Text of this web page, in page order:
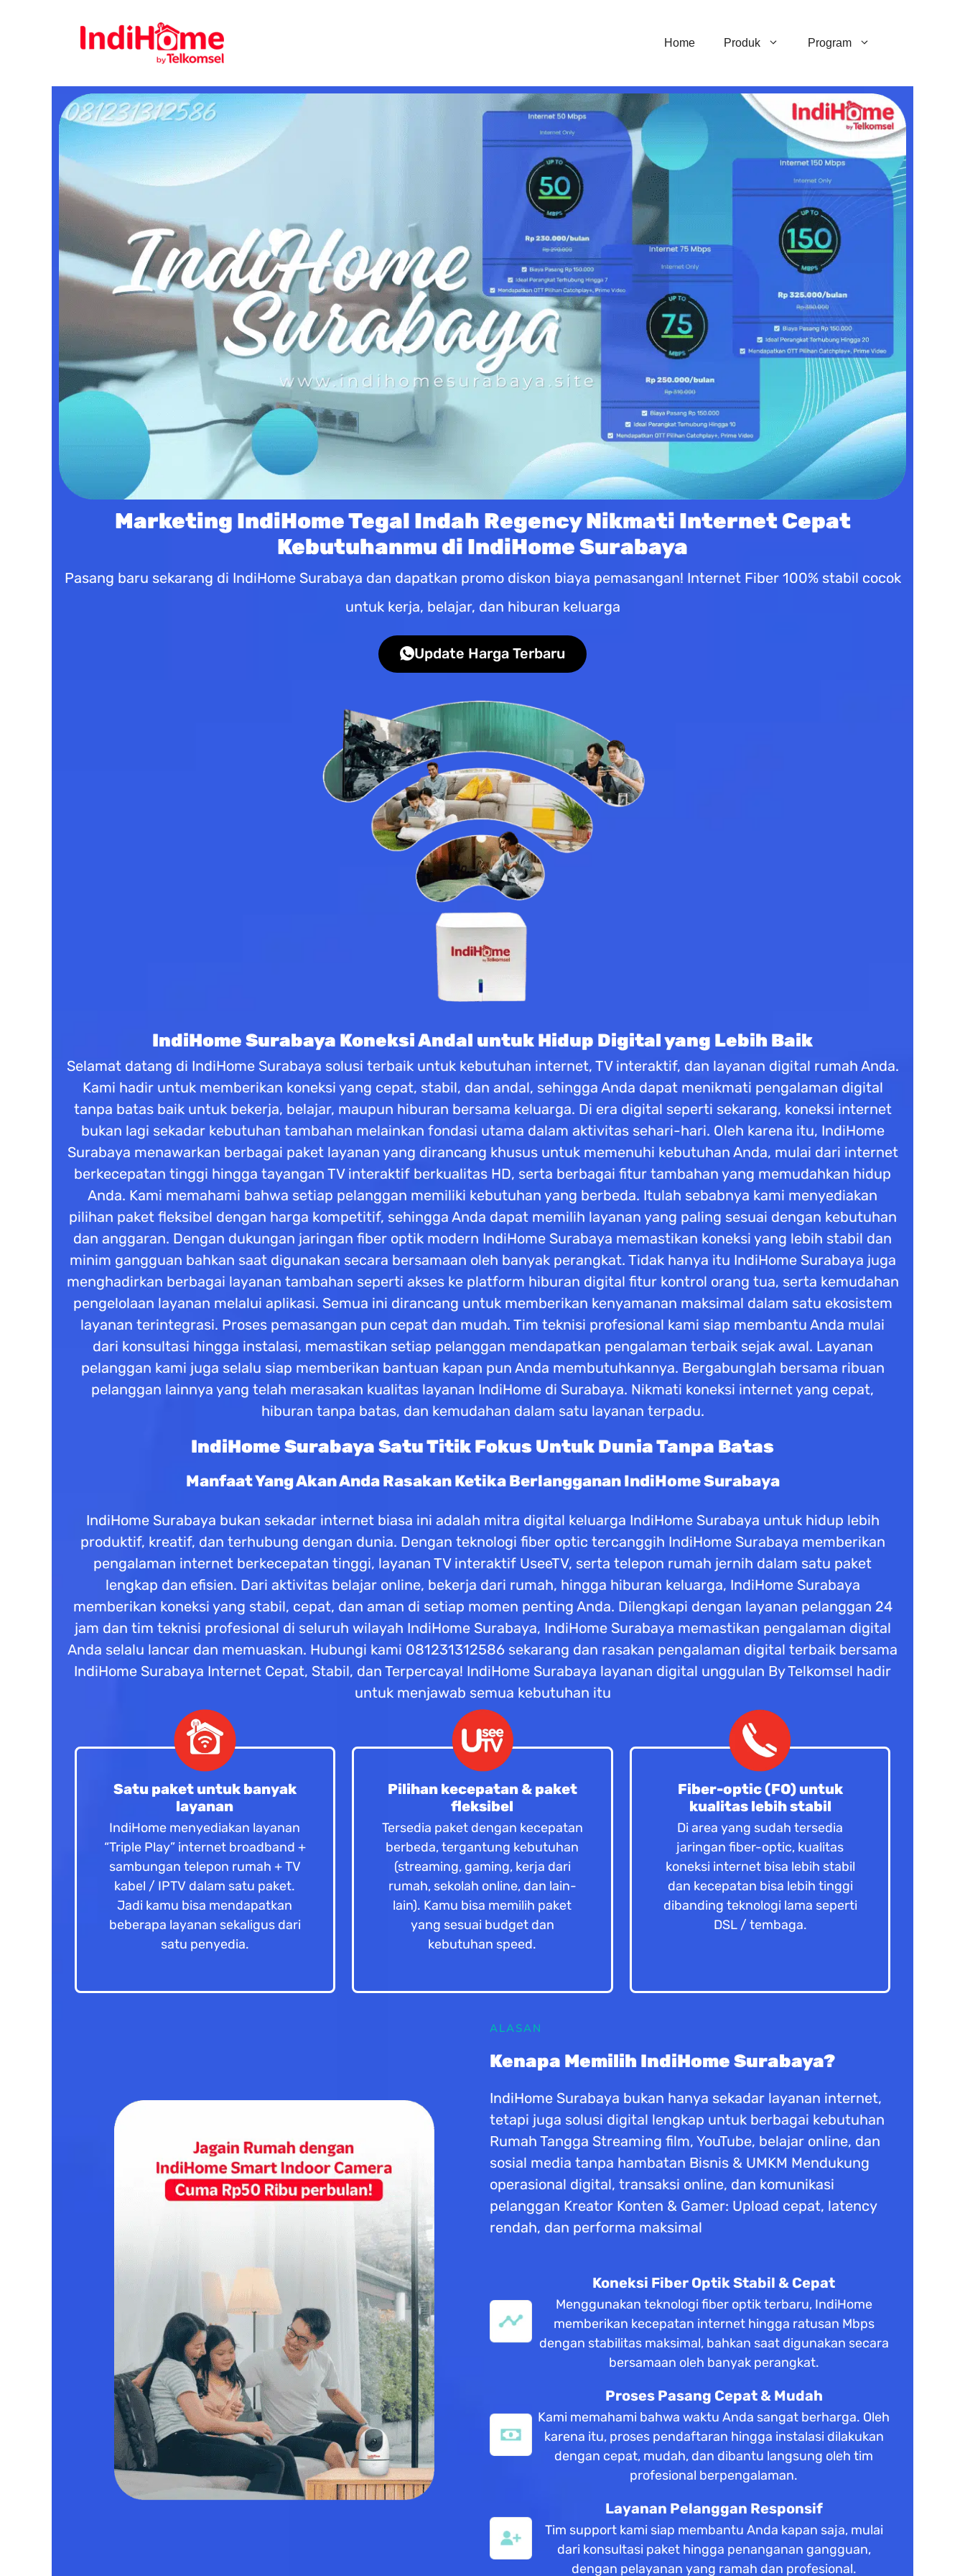
Home Produk Program
Marketing IndiHome Tegal Indah Regency Nikmati Internet Cepat
Kebutuhanmu di IndiHome Surabaya
Pasang baru sekarang di IndiHome Surabaya dan dapatkan promo diskon biaya pemasangan! Internet Fiber 100% stabil cocok
untuk kerja, belajar, dan hiburan keluarga
Update Harga Terbaru
IndiHome Surabaya Koneksi Andal untuk Hidup Digital yang Lebih Baik
Selamat datang di IndiHome Surabaya solusi terbaik untuk kebutuhan internet, TV interaktif, dan layanan digital rumah Anda.
Kami hadir untuk memberikan koneksi yang cepat, stabil, dan andal, sehingga Anda dapat menikmati pengalaman digital
tanpa batas baik untuk bekerja, belajar, maupun hiburan bersama keluarga. Di era digital seperti sekarang, koneksi internet
bukan lagi sekadar kebutuhan tambahan melainkan fondasi utama dalam aktivitas sehari-hari. Oleh karena itu, IndiHome
Surabaya menawarkan berbagai paket layanan yang dirancang khusus untuk memenuhi kebutuhan Anda, mulai dari internet
berkecepatan tinggi hingga tayangan TV interaktif berkualitas HD, serta berbagai fitur tambahan yang memudahkan hidup
Anda. Kami memahami bahwa setiap pelanggan memiliki kebutuhan yang berbeda. Itulah sebabnya kami menyediakan
pilihan paket fleksibel dengan harga kompetitif, sehingga Anda dapat memilih layanan yang paling sesuai dengan kebutuhan
dan anggaran. Dengan dukungan jaringan fiber optik modern IndiHome Surabaya memastikan koneksi yang lebih stabil dan
minim gangguan bahkan saat digunakan secara bersamaan oleh banyak perangkat. Tidak hanya itu IndiHome Surabaya juga
menghadirkan berbagai layanan tambahan seperti akses ke platform hiburan digital fitur kontrol orang tua, serta kemudahan
pengelolaan layanan melalui aplikasi. Semua ini dirancang untuk memberikan kenyamanan maksimal dalam satu ekosistem
layanan terintegrasi. Proses pemasangan pun cepat dan mudah. Tim teknisi profesional kami siap membantu Anda mulai
dari konsultasi hingga instalasi, memastikan setiap pelanggan mendapatkan pengalaman terbaik sejak awal. Layanan
pelanggan kami juga selalu siap memberikan bantuan kapan pun Anda membutuhkannya. Bergabunglah bersama ribuan
pelanggan lainnya yang telah merasakan kualitas layanan IndiHome di Surabaya. Nikmati koneksi internet yang cepat,
hiburan tanpa batas, dan kemudahan dalam satu layanan terpadu.
IndiHome Surabaya Satu Titik Fokus Untuk Dunia Tanpa Batas
Manfaat Yang Akan Anda Rasakan Ketika Berlangganan IndiHome Surabaya
IndiHome Surabaya bukan sekadar internet biasa ini adalah mitra digital keluarga IndiHome Surabaya untuk hidup lebih
produktif, kreatif, dan terhubung dengan dunia. Dengan teknologi fiber optic tercanggih IndiHome Surabaya memberikan
pengalaman internet berkecepatan tinggi, layanan TV interaktif UseeTV, serta telepon rumah jernih dalam satu paket
lengkap dan efisien. Dari aktivitas belajar online, bekerja dari rumah, hingga hiburan keluarga, IndiHome Surabaya
memberikan koneksi yang stabil, cepat, dan aman di setiap momen penting Anda. Dilengkapi dengan layanan pelanggan 24
jam dan tim teknisi profesional di seluruh wilayah IndiHome Surabaya, IndiHome Surabaya memastikan pengalaman digital
Anda selalu lancar dan memuaskan. Hubungi kami 081231312586 sekarang dan rasakan pengalaman digital terbaik bersama
IndiHome Surabaya Internet Cepat, Stabil, dan Terpercaya! IndiHome Surabaya layanan digital unggulan By Telkomsel hadir
untuk menjawab semua kebutuhan itu
Satu paket untuk banyak
layanan
IndiHome menyediakan layanan
“Triple Play” internet broadband +
sambungan telepon rumah + TV
kabel / IPTV dalam satu paket.
Jadi kamu bisa mendapatkan
beberapa layanan sekaligus dari
satu penyedia.
Pilihan kecepatan & paket
fleksibel
Tersedia paket dengan kecepatan
berbeda, tergantung kebutuhan
(streaming, gaming, kerja dari
rumah, sekolah online, dan lain-
lain). Kamu bisa memilih paket
yang sesuai budget dan
kebutuhan speed.
Fiber-optic (FO) untuk
kualitas lebih stabil
Di area yang sudah tersedia
jaringan fiber-optic, kualitas
koneksi internet bisa lebih stabil
dan kecepatan bisa lebih tinggi
dibanding teknologi lama seperti
DSL / tembaga.
ALASAN
Kenapa Memilih IndiHome Surabaya?
IndiHome Surabaya bukan hanya sekadar layanan internet,
tetapi juga solusi digital lengkap untuk berbagai kebutuhan
Rumah Tangga Streaming film, YouTube, belajar online, dan
sosial media tanpa hambatan Bisnis & UMKM Mendukung
operasional digital, transaksi online, dan komunikasi
pelanggan Kreator Konten & Gamer: Upload cepat, latency
rendah, dan performa maksimal
Koneksi Fiber Optik Stabil & Cepat
Menggunakan teknologi fiber optik terbaru, IndiHome
memberikan kecepatan internet hingga ratusan Mbps
dengan stabilitas maksimal, bahkan saat digunakan secara
bersamaan oleh banyak perangkat.
Proses Pasang Cepat & Mudah
Kami memahami bahwa waktu Anda sangat berharga. Oleh
karena itu, proses pendaftaran hingga instalasi dilakukan
dengan cepat, mudah, dan dibantu langsung oleh tim
profesional berpengalaman.
Layanan Pelanggan Responsif
Tim support kami siap membantu Anda kapan saja, mulai
dari konsultasi paket hingga penanganan gangguan,
dengan pelayanan yang ramah dan profesional.